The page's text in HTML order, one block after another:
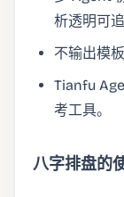
析透明可追
不输出模
Tianfu
考工具。
八字排盘的